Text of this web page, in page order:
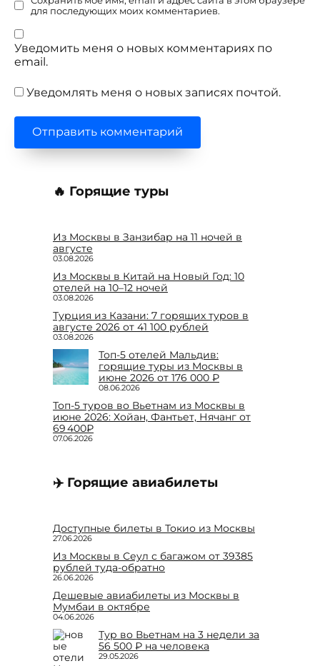
для последующих моих комментариев.
Уведомить меня о новых комментариях по
email.
Уведомлять меня о новых записях почтой.
🔥 Горящие туры
Из Москвы в Занзибар на 11 ночей в
августе
03.08.2026
Из Москвы в Китай на Новый Год: 10
отелей на 10–12 ночей
03.08.2026
Турция из Казани: 7 горящих туров в
августе 2026 от 41 100 рублей
03.08.2026
Топ-5 отелей Мальдив:
горящие туры из Москвы в
июне 2026 от 176 000 ₽
08.06.2026
Топ-5 туров во Вьетнам из Москвы в
июне 2026: Хойан, Фантьет, Нячанг от
69 400₽
07.06.2026
✈️ Горящие авиабилеты
Доступные билеты в Токио из Москвы
27.06.2026
Из Москвы в Сеул с багажом от 39385
рублей туда-обратно
26.06.2026
Дешевые авиабилеты из Москвы в
Мумбаи в октябре
04.06.2026
Тур во Вьетнам на 3 недели за
56 500 ₽ на человека
29.05.2026